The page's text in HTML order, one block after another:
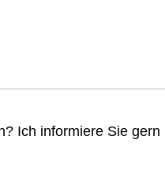
Ich informiere Sie